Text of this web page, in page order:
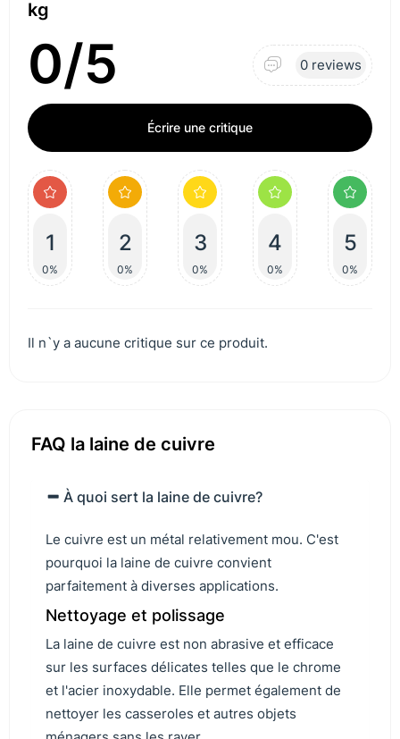
kg
0/5 0 reviews
Écrire une critique
1
0%
2
0%
3
0%
4
0%
5
0%
Il n`y a aucune critique sur ce produit.
FAQ la laine de cuivre
À quoi sert la laine de cuivre?
Le cuivre est un métal relativement mou. C'est
pourquoi la laine de cuivre convient
parfaitement à diverses applications.
Nettoyage et polissage
La laine de cuivre est non abrasive et efficace
sur les surfaces délicates telles que le chrome
et l'acier inoxydable. Elle permet également de
nettoyer les casseroles et autres objets